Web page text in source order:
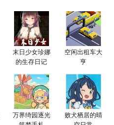
末日少女珍娜
的生存日记
空闲出租车大
亨
万界绮园逐光
败犬栖居的晴